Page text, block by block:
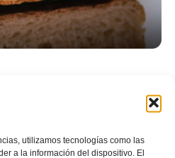
utilizamos tecnologías como las
a la información del dispositivo. El
Panes, Pizzas, Quiches